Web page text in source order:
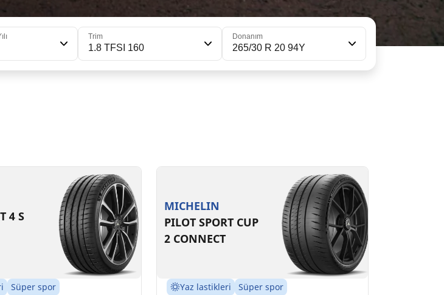
Trim
1.8 TFSI 160
Donanım
265/30 R 20 94Y
4 S
Süper spor
MICHELIN
PILOT SPORT CUP
2 CONNECT
Yaz lastikleri
Süper spor